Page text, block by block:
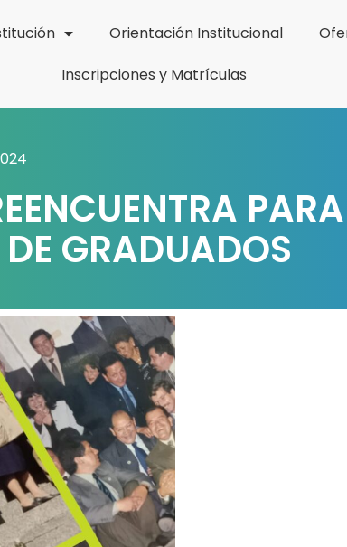
Orientación Institucional
Inscripciones y Matrículas
PARA
GRADUADOS